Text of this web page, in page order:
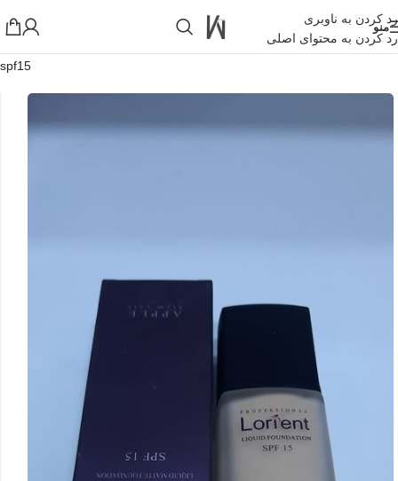
رد کردن به ناوبری
رد کردن به محتوای اصلی
منو
خانه»فروشگاه اینترنتی واکارنا
spf15